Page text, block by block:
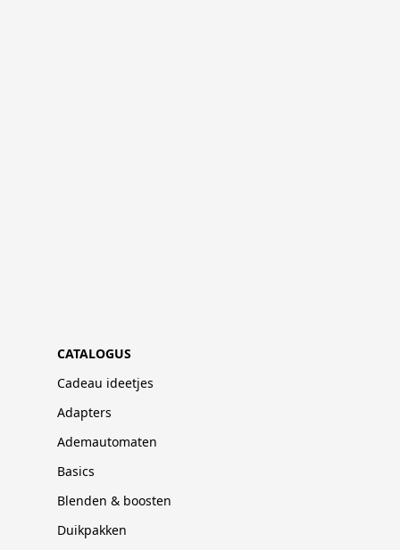
CATALOGUS
Cadeau ideetjes
Adapters
Ademautomaten
Basics
Blenden & boosten
Duikpakken